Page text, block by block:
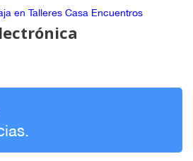
en Talleres Casa Encuentros